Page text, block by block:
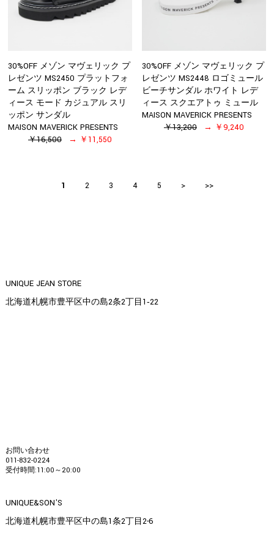
30%OFF メゾン マヴェリック プ
レゼンツ MS2450 プラットフォ
ーム スリッポン ブラック レデ
ィース モード カジュアル スリ
ッポン サンダル
MAISON MAVERICK PRESENTS
￥16,500
￥11,550
30%OFF メゾン マヴェリック プ
レゼンツ MS2448 ロゴミュール
ビーチサンダル ホワイト レデ
ィース スクエアトゥ ミュール
MAISON MAVERICK PRESENTS
￥13,200
￥9,240
1 2 3 4 5 > >>
UNIQUE JEAN STORE
北海道札幌市豊平区中の島2条2丁目1‐22
お問い合わせ
011-832-0224
受付時間:11:00～20:00
UNIQUE&SON'S
北海道札幌市豊平区中の島1条2丁目2-6